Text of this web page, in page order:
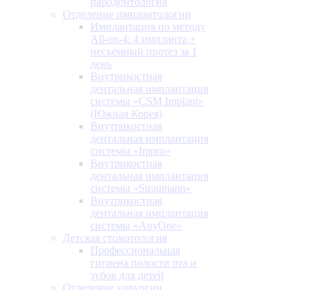
Отделение имплантологии
Имплантация по методу
All-on-4: 4 импланта +
несъёмный протез за 1
день
Внутрикостная
дентальная имплантация
системы «CSM Implant»
(Южная Корея)
Внутрикостная
дентальная имплантация
системы «Impro»
Внутрикостная
дентальная имплантация
системы «Straumann»
Внутрикостная
дентальная имплантация
системы «AnyOne»
Детская стоматология
Профессиональная
гигиена полости рта и
зубов для детей
Отделение хирургии